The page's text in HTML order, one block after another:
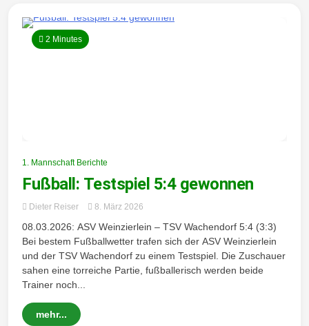
2 Minutes
1. Mannschaft Berichte
Fußball: Testspiel 5:4 gewonnen
Dieter Reiser 8. März 2026
08.03.2026: ASV Weinzierlein – TSV Wachendorf 5:4 (3:3)
Bei bestem Fußballwetter trafen sich der ASV Weinzierlein
und der TSV Wachendorf zu einem Testspiel. Die Zuschauer
sahen eine torreiche Partie, fußballerisch werden beide
Trainer noch...
mehr...